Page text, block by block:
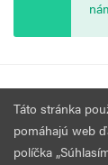
Všetky práva
Táto stránka
pomáhajú web
políčka